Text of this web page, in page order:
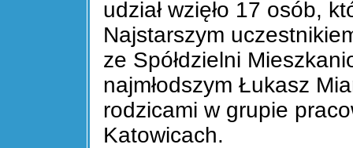
udział wzięło 17 osób,
Najstarszym
ze Spółdzielni
najmłodszym Łukasz
rodzicami w grupie
Katowicach.